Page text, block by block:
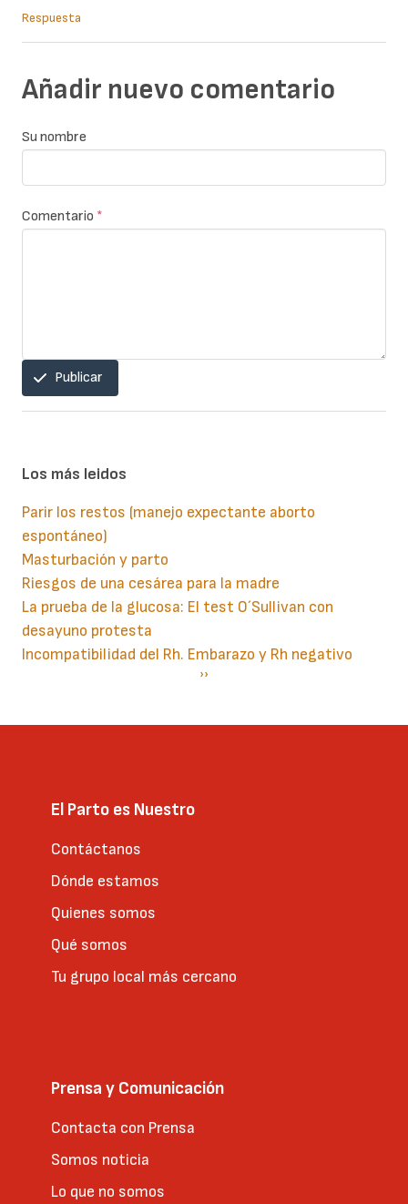
Respuesta
Añadir nuevo comentario
Su nombre
Comentario *
Publicar
Los más leidos
Parir los restos (manejo expectante aborto
espontáneo)
Masturbación y parto
Riesgos de una cesárea para la madre
La prueba de la glucosa: El test O´Sullivan con
desayuno protesta
Incompatibilidad del Rh. Embarazo y Rh negativo
Siguiente
››
El Parto es Nuestro
Contáctanos
Dónde estamos
Quienes somos
Qué somos
Tu grupo local más cercano
Prensa y Comunicación
Contacta con Prensa
Somos noticia
Lo que no somos